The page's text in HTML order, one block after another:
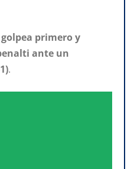
primero y
ante un
.